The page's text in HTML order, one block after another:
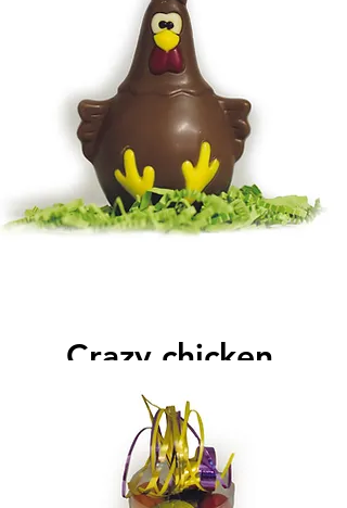
Crazy chicken
Holfiguur